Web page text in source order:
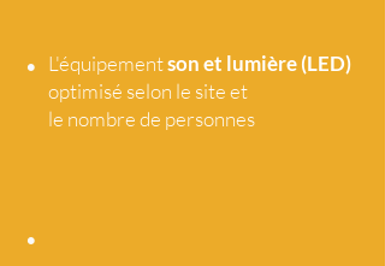
• L'équipementson et lumière (LED)
optimisé selon le site et
le nombre de personnes
•